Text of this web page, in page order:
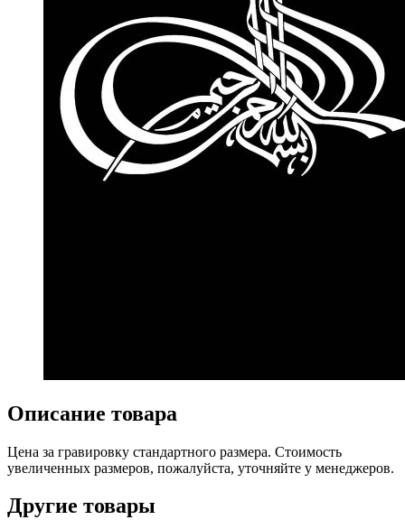
Описание товара
Цена за гравировку стандартного размера. Стоимость
увеличенных размеров, пожалуйста, уточняйте у менеджеров.
Другие товары